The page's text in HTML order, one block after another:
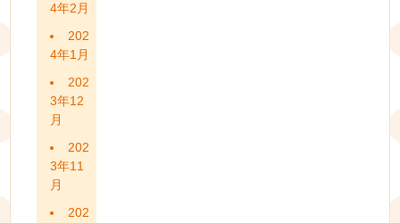
4年2月
202
4年1月
202
3年12
月
202
3年11
月
202